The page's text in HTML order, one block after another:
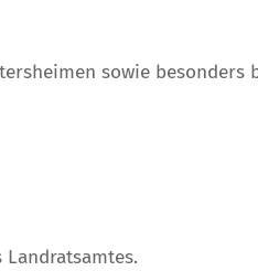
sowie besonders